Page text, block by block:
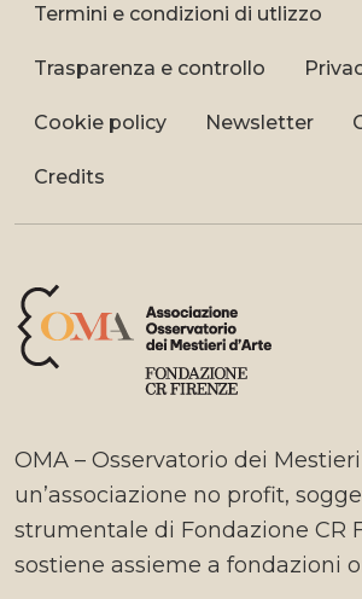
Termini e condizioni di utlizzo
Trasparenza e controllo
Cookie policy Newsletter
Credits
OMA – Osservatorio dei Mestieri
un’associazione no profit,
strumentale di Fondazione CR
sostiene assieme a fondazioni